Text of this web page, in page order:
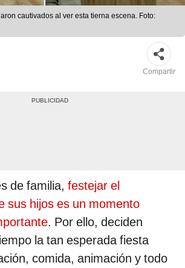
cautivados al ver esta tierna escena. Foto:
Compartir
de familia, festejar el
sus hijos es un momento
. Por ello, deciden
la tan esperada fiesta
comida, animación y todo